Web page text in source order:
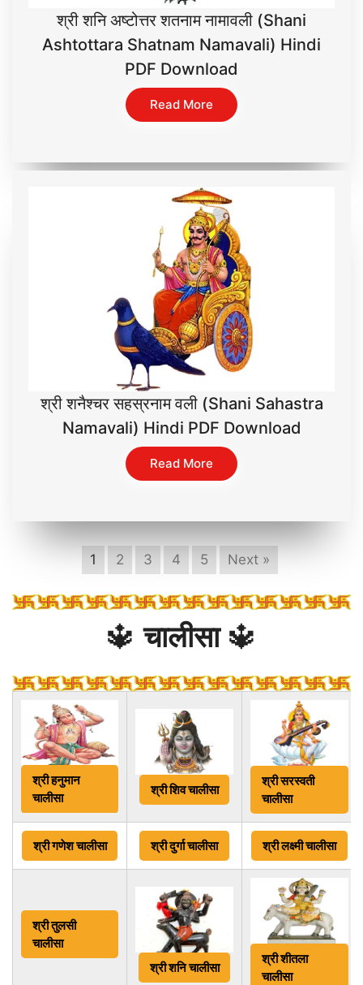
श्री शनि अष्टोत्तर शतनाम नामावली (Shani
Ashtottara Shatnam Namavali) Hindi
PDF Download
Read More
श्री शनैश्चर सहस्रनाम वली (Shani Sahastra
Namavali) Hindi PDF Download
Read More
1 2 3 4 5 Next »
🔱चालीसा🔱
श्रीहनुमान
चालीसा
श्रीशिव चालीसा
श्रीसरस्वती
चालीसा
श्रीगणेश चालीसा श्रीदुर्गा चालीसा श्रीलक्ष्मी चालीसा
श्रीतुलसी
चालीसा
श्रीशनि चालीसा
श्रीशीतला
चालीसा